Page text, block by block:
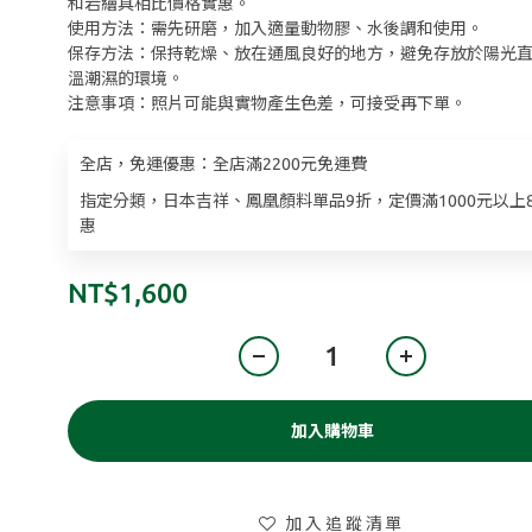
使用方法：需先研磨，加入適量動物膠、水後調和使用。
保存方法：保持乾燥、放在通風良好的地方，避免存放於陽光
溫潮濕的環境。
注意事項：照片可能與實物產生色差，可接受再下單。
全店，免運優惠：全店滿2200元免運費
指定分類，日本吉祥、鳳凰顏料單品9折，定價滿1000元以上
惠
NT$1,600
加入購物車
加入追蹤清單